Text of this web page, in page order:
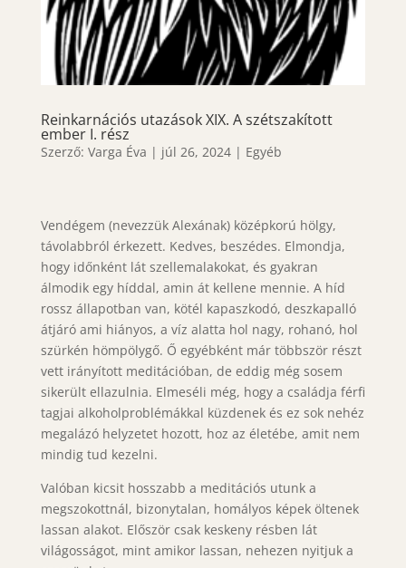
Reinkarnációs utazások XIX. A szétszakított
ember I. rész
Szerző: Varga Éva | júl 26, 2024| Egyéb
Vendégem (nevezzük Alexának) középkorú hölgy,
távolabbról érkezett. Kedves, beszédes. Elmondja,
hogy időnként lát szellemalakokat, és gyakran
álmodik egy híddal, amin át kellene mennie. A híd
rossz állapotban van, kötél kapaszkodó, deszkapalló
átjáró ami hiányos, a víz alatta hol nagy, rohanó, hol
szürkén hömpölygő. Ő egyébként már többször részt
vett irányított meditációban, de eddig még sosem
sikerült ellazulnia. Elmeséli még, hogy a családja férfi
tagjai alkoholproblémákkal küzdenek és ez sok nehéz
megalázó helyzetet hozott, hoz az életébe, amit nem
mindig tud kezelni.
Valóban kicsit hosszabb a meditációs utunk a
megszokottnál, bizonytalan, homályos képek öltenek
lassan alakot. Először csak keskeny résben lát
világosságot, mint amikor lassan, nehezen nyitjuk a